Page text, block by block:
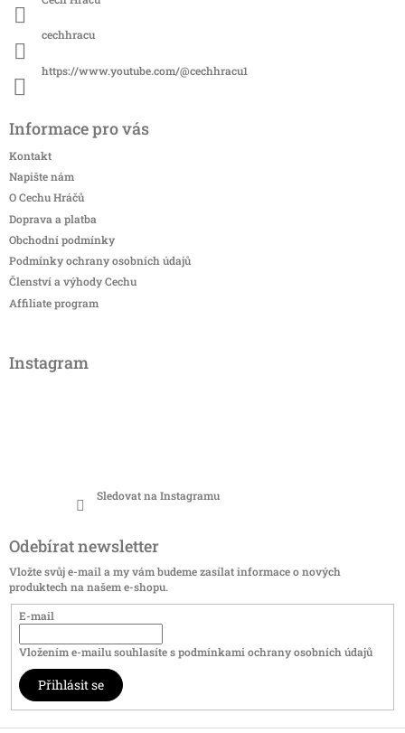
cechhracu
https://www.youtube.com/@cechhracu1
Informace pro vás
Kontakt
Napište nám
O Cechu Hráčů
Doprava a platba
Obchodní podmínky
Podmínky ochrany osobních údajů
Členství a výhody Cechu
Affiliate program
Instagram
Sledovat na Instagramu
Odebírat newsletter
Vložte svůj e-mail a my vám budeme zasílat informace o nových
produktech na našem e-shopu.
E-mail
Vložením e-mailu souhlasíte spodmínkami ochrany osobních údajů
Přihlásit se